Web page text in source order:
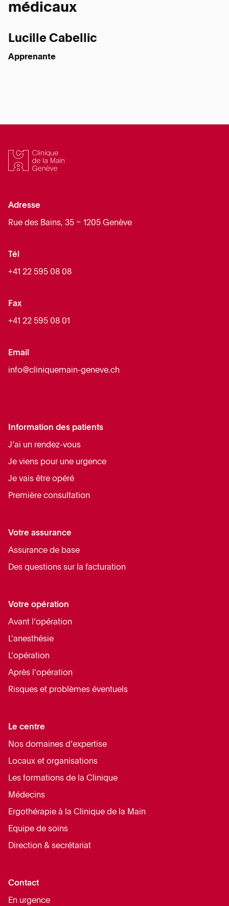
médicaux
Lucille Cabellic
Apprenante
Adresse
Rue des Bains, 35 – 1205 Genève
Tél
+41 22 595 08 08
Fax
+41 22 595 08 01
Email
info@cliniquemain-geneve.ch
Information des patients
J’ai un rendez-vous
Je viens pour une urgence
Je vais être opéré
Première consultation
Votre assurance
Assurance de base
Des questions sur la facturation
Votre opération
Avant l’opération
L’anesthésie
L’opération
Après l’opération
Risques et problèmes éventuels
Le centre
Nos domaines d’expertise
Locaux et organisations
Les formations de la Clinique
Médecins
Ergothérapie à la Clinique de la Main
Equipe de soins
Direction & secrétariat
Contact
En urgence